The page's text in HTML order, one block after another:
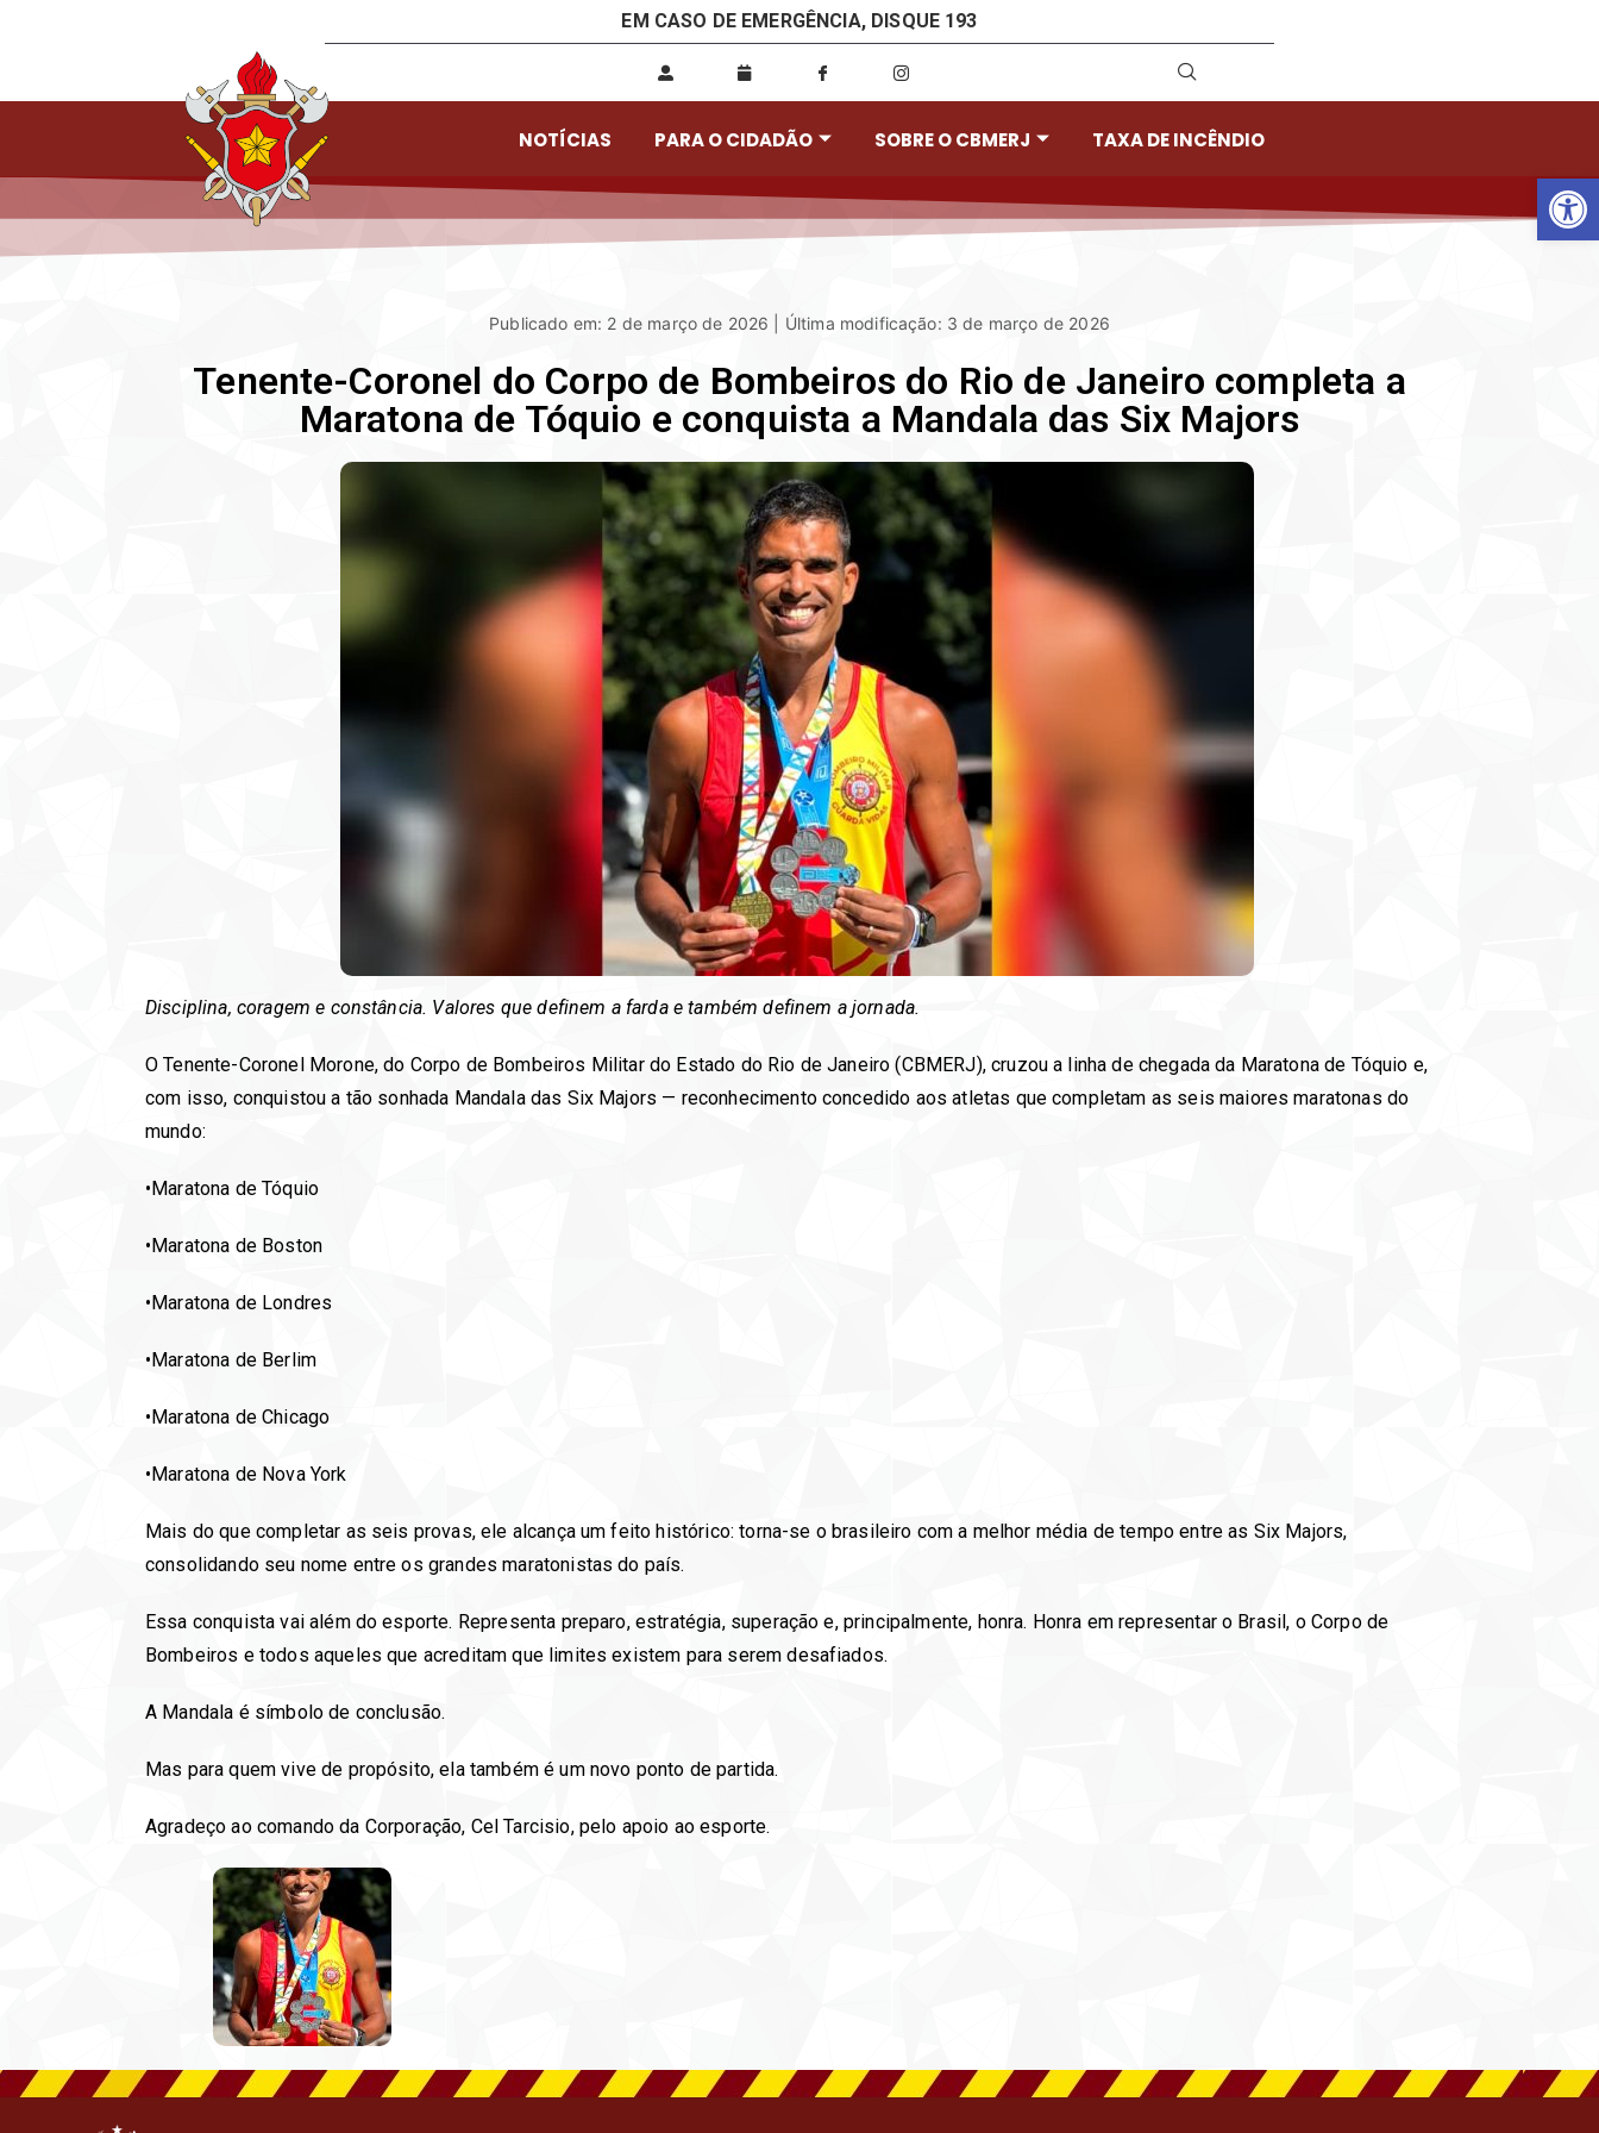
EM CASO DE EMERGÊNCIA, DISQUE 193
NOTÍCIAS PARA O CIDADÃO SOBRE O CBMERJ TAXA DE INCÊNDIO
Publicado em: 2 de março de 2026 | Última modificação: 3 de março de 2026
Tenente-Coronel do Corpo de Bombeiros do Rio de Janeiro completa a
Maratona de Tóquio e conquista a Mandala das Six Majors
Disciplina, coragem e constância. Valores que definem a farda e também definem a jornada.
O Tenente-Coronel Morone, do Corpo de Bombeiros Militar do Estado do Rio de Janeiro (CBMERJ), cruzou a linha de chegada da Maratona de Tóquio e,
com isso, conquistou a tão sonhada Mandala das Six Majors — reconhecimento concedido aos atletas que completam as seis maiores maratonas do
mundo:
•Maratona de Tóquio
•Maratona de Boston
•Maratona de Londres
•Maratona de Berlim
•Maratona de Chicago
•Maratona de Nova York
Mais do que completar as seis provas, ele alcança um feito histórico: torna-se o brasileiro com a melhor média de tempo entre as Six Majors,
consolidando seu nome entre os grandes maratonistas do país.
Essa conquista vai além do esporte. Representa preparo, estratégia, superação e, principalmente, honra. Honra em representar o Brasil, o Corpo de
Bombeiros e todos aqueles que acreditam que limites existem para serem desafiados.
A Mandala é símbolo de conclusão.
Mas para quem vive de propósito, ela também é um novo ponto de partida.
Agradeço ao comando da Corporação, Cel Tarcisio, pelo apoio ao esporte.